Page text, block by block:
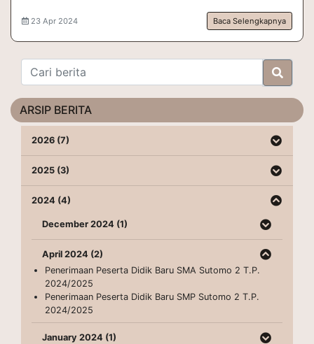
23 Apr 2024 Baca Selengkapnya
ARSIP BERITA
2026 (7)
2025 (3)
2024 (4)
December 2024 (1)
April 2024 (2)
Penerimaan Peserta Didik Baru SMA Sutomo 2 T.P.
2024/2025
Penerimaan Peserta Didik Baru SMP Sutomo 2 T.P.
2024/2025
January 2024 (1)